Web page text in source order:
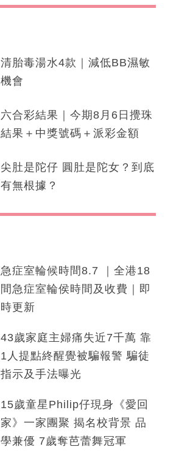
清胎毒湯水4款｜減低BB濕敏
機會
六合彩結果｜今期8月6日攪珠
結果＋中獎號碼＋派彩金額
尖肚是陀仔 圓肚是陀女？到底
有無根據？
急症室輪候時間8.7 ｜全港18
間急症室輪侯時間及收費｜即
時更新
43歲家庭主婦痛失近7千萬 靠
1人提點終醒覺被騙報警 騙徒
指示及手法曝光
15歲童星Philip仔現身《愛回
家》一家團聚 揭名校背景 品
學兼優 7歲奪芭蕾舞冠軍